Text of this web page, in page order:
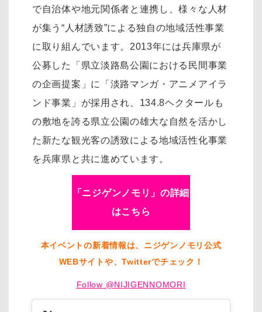
で自治体や地元関係者と連携し、様々な人材
が集う“人材誘致”による独自の地域活性事業
に取り組んでいます。2013年には兵庫県が
公募した「県立淡路島公園における民間事業
の企画提案」に「淡路マンガ・アニメアイラ
ンド事業」が採用され、134.8ヘクタールも
の敷地を誇る県立公園の雄大な自然を活かし
た新たな観光客の誘致による地域活性化事業
を兵庫県と共に進めています。
「ニジゲンノモリ」の詳細
はこちら
本イベントの新着情報は、ニジゲンノモリ公式
WEBサイトや、Twitterでチェック！
Follow @NIJIGENNOMORI